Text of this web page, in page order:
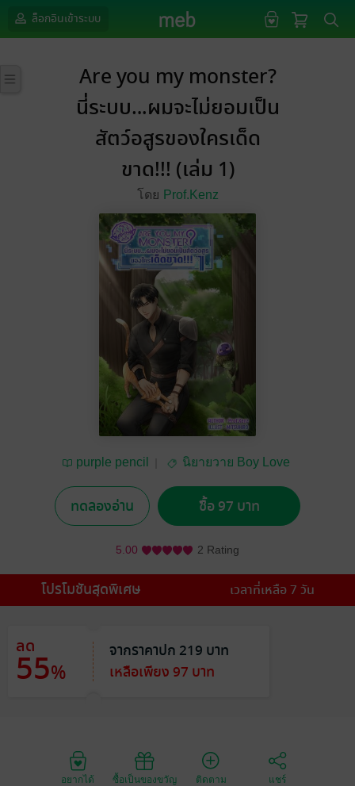
ล็อกอินเข้าระบบ
Are you my monster?
นี่ระบบ…ผมจะไม่ยอมเป็น
สัตว์อสูรของใครเด็ด
ขาด!!! (เล่ม 1)
โดย Prof.Kenz
purple pencil
นิยายวาย Boy Love
ทดลองอ่าน ซื้อ 97 บาท
5.00 2 Rating
โปรโมชันสุดพิเศษ เวลาที่เหลือ 7 วัน
ลด
55%
จากราคาปก 219 บาท
เหลือเพียง 97 บาท
อยากได้ ซื้อเป็นของขวัญ ติดตาม แชร์